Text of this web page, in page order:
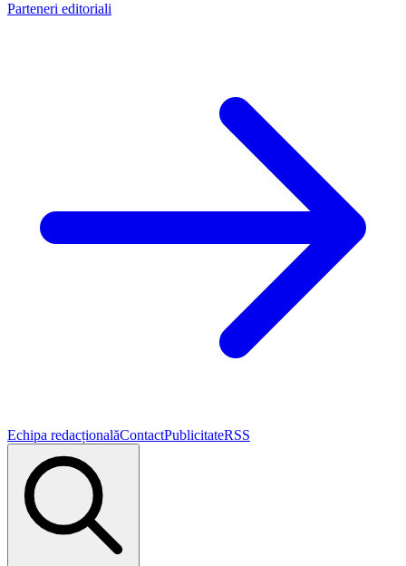
Parteneri editoriali
Echipa redacționalăContactPublicitateRSS